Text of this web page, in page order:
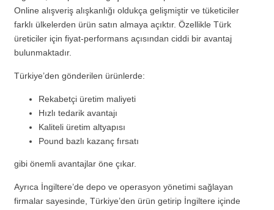
Online alışveriş alışkanlığı oldukça gelişmiştir ve tüketiciler
farklı ülkelerden ürün satın almaya açıktır. Özellikle Türk
üreticiler için fiyat-performans açısından ciddi bir avantaj
bulunmaktadır.
Türkiye’den gönderilen ürünlerde:
Rekabetçi üretim maliyeti
Hızlı tedarik avantajı
Kaliteli üretim altyapısı
Pound bazlı kazanç fırsatı
gibi önemli avantajlar öne çıkar.
Ayrıca İngiltere’de depo ve operasyon yönetimi sağlayan
firmalar sayesinde, Türkiye’den ürün getirip İngiltere içinde